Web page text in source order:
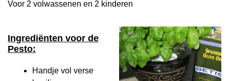
Voor 2 volwassenen en 2 kinderen
Ingrediënten voor de
Pesto:
Handje vol verse